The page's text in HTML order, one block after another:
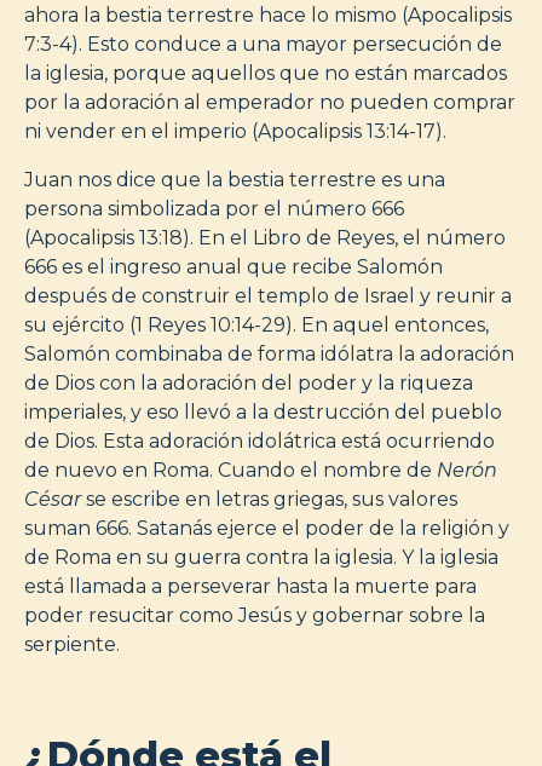
ahora la bestia terrestre hace lo mismo (Apocalipsis
7:3-4). Esto conduce a una mayor persecución de
la iglesia, porque aquellos que no están marcados
por la adoración al emperador no pueden comprar
ni vender en el imperio (Apocalipsis 13:14-17).
Juan nos dice que la bestia terrestre es una
persona simbolizada por el número 666
(Apocalipsis 13:18). En el Libro de Reyes, el número
666 es el ingreso anual que recibe Salomón
después de construir el templo de Israel y reunir a
su ejército (1 Reyes 10:14-29). En aquel entonces,
Salomón combinaba de forma idólatra la adoración
de Dios con la adoración del poder y la riqueza
imperiales, y eso llevó a la destrucción del pueblo
de Dios. Esta adoración idolátrica está ocurriendo
de nuevo en Roma. Cuando el nombre de Nerón
Césarse escribe en letras griegas, sus valores
suman 666. Satanás ejerce el poder de la religión y
de Roma en su guerra contra la iglesia. Y la iglesia
está llamada a perseverar hasta la muerte para
poder resucitar como Jesús y gobernar sobre la
serpiente.
¿Dónde está el